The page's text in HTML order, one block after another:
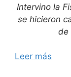
Intervino la
se hicieron
de
Leer más